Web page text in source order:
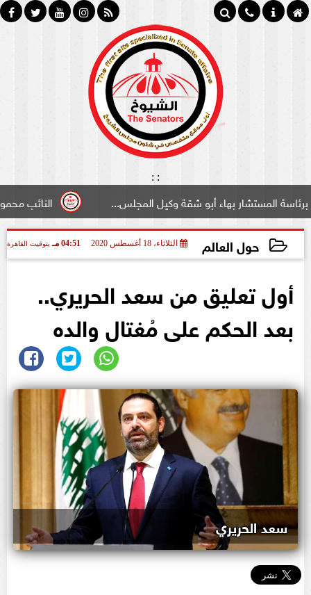
:
:
النائب محمود سامي
بهاء أبو شقة وكيل المجلس...
حول العالم الثلاثاء، 18 أغسطس 2020 04:51 مـ بتوقيت القاهرة
أول تعليق من سعد الحريري..
بعد الحكم على مُغتال والده
سعد الحريري